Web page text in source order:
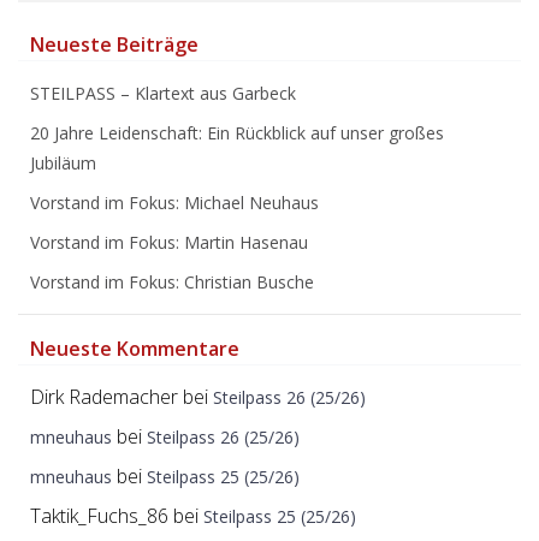
Neueste Beiträge
STEILPASS – Klartext aus Garbeck
20 Jahre Leidenschaft: Ein Rückblick auf unser großes
Jubiläum
Vorstand im Fokus: Michael Neuhaus
Vorstand im Fokus: Martin Hasenau
Vorstand im Fokus: Christian Busche
Neueste Kommentare
Dirk Rademacher bei Steilpass 26 (25/26)
mneuhaus bei Steilpass 26 (25/26)
mneuhaus bei Steilpass 25 (25/26)
Taktik_Fuchs_86 bei Steilpass 25 (25/26)